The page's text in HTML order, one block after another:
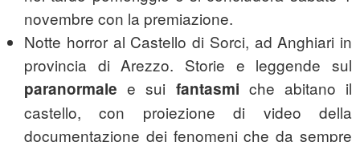
novembre con la premiazione.
Notte horror al Castello di Sorci, ad Anghiari in
provincia di Arezzo. Storie e leggende sul
paranormale e sui fantasmi che abitano il
castello, con proiezione di video della
documentazione dei fenomeni che da sempre